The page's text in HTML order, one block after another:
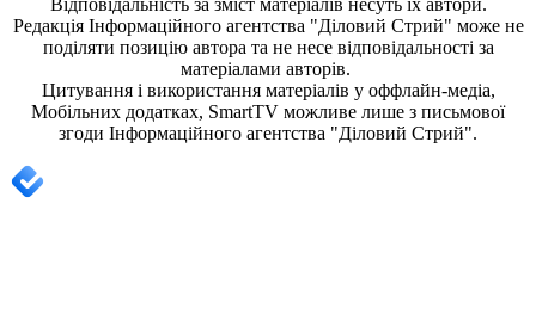
Редакція Інформаційного агентства "Діловий Стрий" може не
поділяти позицію автора та не несе відповідальності за
матеріалами авторів.
Цитування і використання матеріалів у оффлайн-медіа,
Мобільних додатках, SmartTV можливе лише з письмової
згоди Інформаційного агентства "Діловий Стрий".